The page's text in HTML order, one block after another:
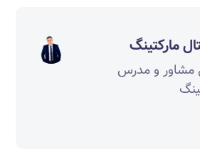
مارکتینگ
و مدرس